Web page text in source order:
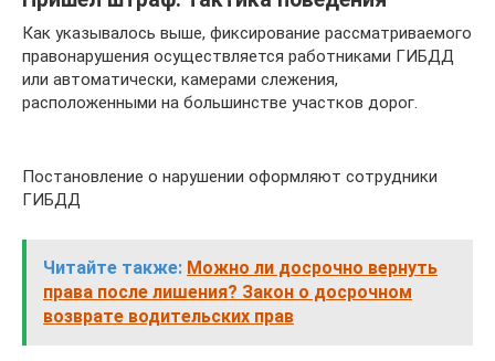
Как указывалось выше, фиксирование рассматриваемого
правонарушения осуществляется работниками ГИБДД
или автоматически, камерами слежения,
расположенными на большинстве участков дорог.
Постановление о нарушении оформляют сотрудники
ГИБДД
Читайте также: Можно ли досрочно вернуть
права после лишения? Закон о досрочном
возврате водительских прав